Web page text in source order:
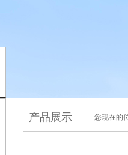
产品展示 您现在的